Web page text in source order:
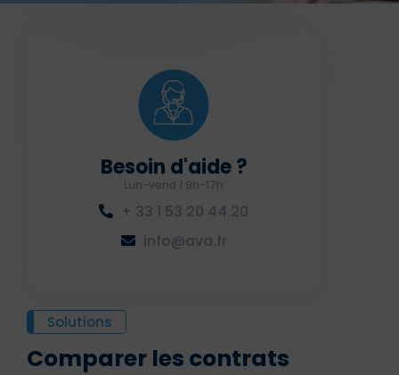
Solutions
Comparer les contrats
Besoin d'aide ?
Lun-vend | 9h-17h
+ 33 1 53 20 44 20
info@ava.fr